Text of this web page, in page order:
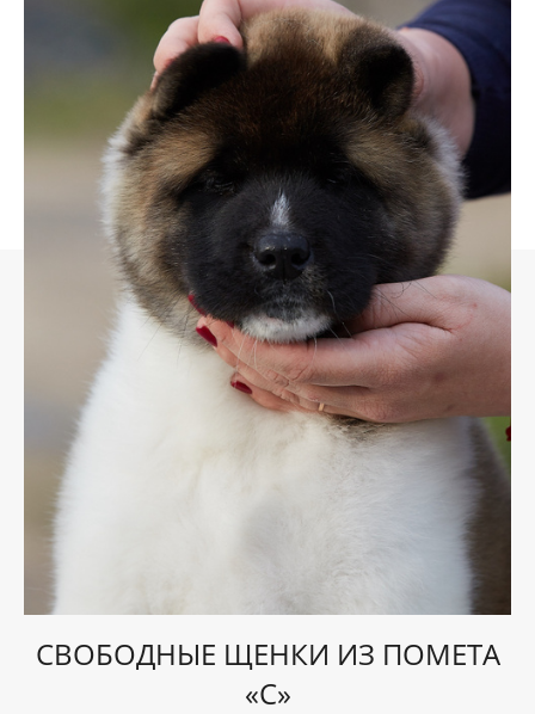
СВОБОДНЫЕ ЩЕНКИ ИЗ ПОМЕТА
«C»